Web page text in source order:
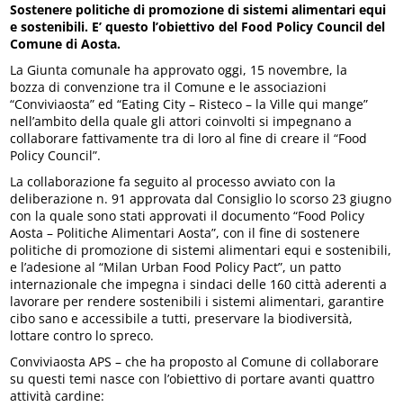
Sostenere politiche di promozione di sistemi alimentari equi
e sostenibili. E’ questo l’obiettivo del Food Policy Council del
Comune di Aosta.
La Giunta comunale ha approvato oggi, 15 novembre, la
bozza di convenzione tra il Comune e le associazioni
“Conviviaosta” ed “Eating City – Risteco – la Ville qui mange”
nell’ambito della quale gli attori coinvolti si impegnano a
collaborare fattivamente tra di loro al fine di creare il “Food
Policy Council”.
La collaborazione fa seguito al processo avviato con la
deliberazione n. 91 approvata dal Consiglio lo scorso 23 giugno
con la quale sono stati approvati il documento “Food Policy
Aosta – Politiche Alimentari Aosta”, con il fine di sostenere
politiche di promozione di sistemi alimentari equi e sostenibili,
e l’adesione al “Milan Urban Food Policy Pact”, un patto
internazionale che impegna i sindaci delle 160 città aderenti a
lavorare per rendere sostenibili i sistemi alimentari, garantire
cibo sano e accessibile a tutti, preservare la biodiversità,
lottare contro lo spreco.
Conviviaosta APS – che ha proposto al Comune di collaborare
su questi temi nasce con l’obiettivo di portare avanti quattro
attività cardine: